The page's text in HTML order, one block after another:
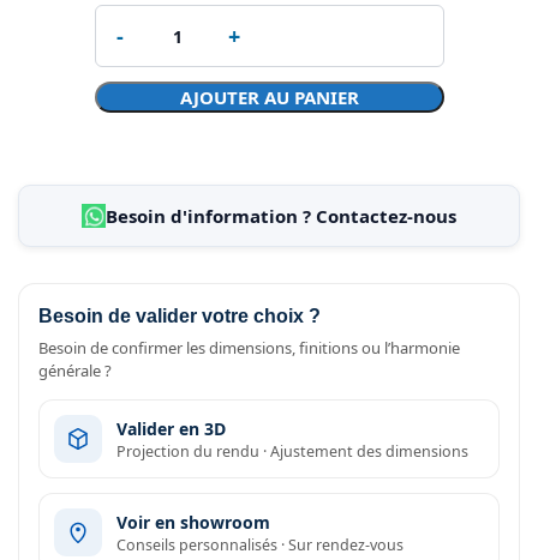
AJOUTER AU PANIER
Besoin d'information ? Contactez-nous
Besoin de valider votre choix ?
Besoin de confirmer les dimensions, finitions ou l’harmonie
générale ?
Valider en 3D
Projection du rendu · Ajustement des dimensions
Voir en showroom
Conseils personnalisés · Sur rendez-vous